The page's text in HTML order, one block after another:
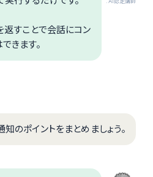
返すことで会話にコン
きます。
のポイントをまとめましょう。